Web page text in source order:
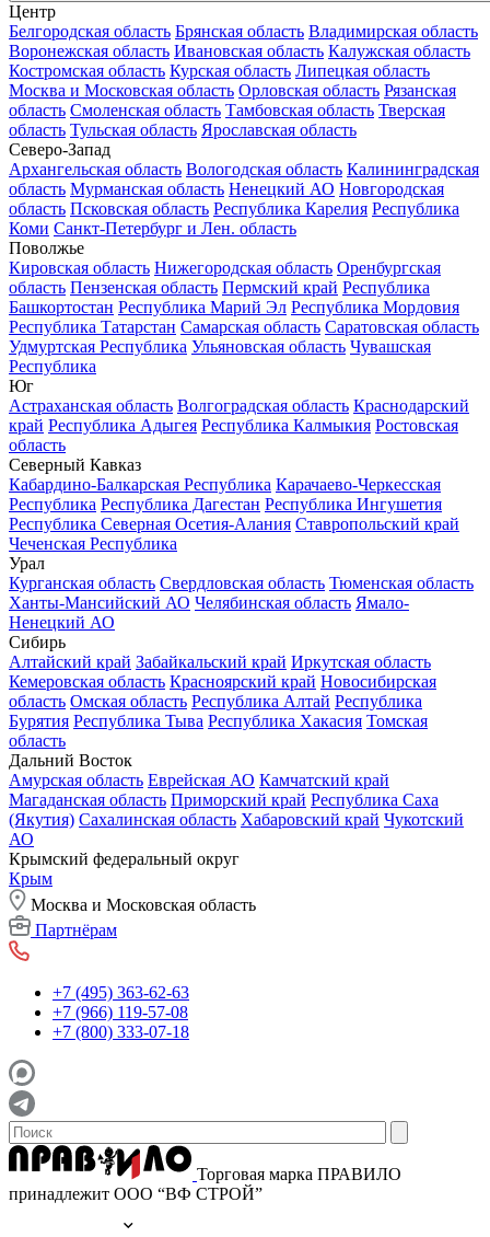
Центр
Белгородская область Брянская область Владимирская область
Воронежская область Ивановская область Калужская область
Костромская область Курская область Липецкая область
Москва и Московская область Орловская область Рязанская
область Смоленская область Тамбовская область Тверская
область Тульская область Ярославская область
Северо-Запад
Архангельская область Вологодская область Калининградская
область Мурманская область Ненецкий АО Новгородская
область Псковская область Республика Карелия Республика
Коми Санкт-Петербург и Лен. область
Поволжье
Кировская область Нижегородская область Оренбургская
область Пензенская область Пермский край Республика
Башкортостан Республика Марий Эл Республика Мордовия
Республика Татарстан Самарская область Саратовская область
Удмуртская Республика Ульяновская область Чувашская
Республика
Юг
Астраханская область Волгоградская область Краснодарский
край Республика Адыгея Республика Калмыкия Ростовская
область
Северный Кавказ
Кабардино-Балкарская Республика Карачаево-Черкесская
Республика Республика Дагестан Республика Ингушетия
Республика Северная Осетия-Алания Ставропольский край
Чеченская Республика
Урал
Курганская область Свердловская область Тюменская область
Ханты-Мансийский АО Челябинская область Ямало-
Ненецкий АО
Сибирь
Алтайский край Забайкальский край Иркутская область
Кемеровская область Красноярский край Новосибирская
область Омская область Республика Алтай Республика
Бурятия Республика Тыва Республика Хакасия Томская
область
Дальний Восток
Амурская область Еврейская АО Камчатский край
Магаданская область Приморский край Республика Саха
(Якутия) Сахалинская область Хабаровский край Чукотский
АО
Крымский федеральный округ
Крым
Москва и Московская область
Партнёрам
+7 (495) 363-62-63
+7 (966) 119-57-08
+7 (800) 333-07-18
Торговая марка ПРАВИЛО
принадлежит ООО “ВФ СТРОЙ”